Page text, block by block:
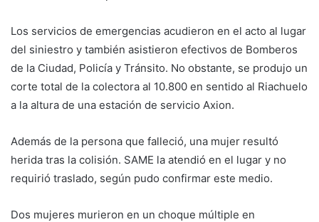
Los servicios de emergencias acudieron en el acto al lugar
del siniestro y también asistieron efectivos de Bomberos
de la Ciudad, Policía y Tránsito. No obstante, se produjo un
corte total de la colectora al 10.800 en sentido al Riachuelo
a la altura de una estación de servicio Axion.
Además de la persona que falleció, una mujer resultó
herida tras la colisión. SAME la atendió en el lugar y no
requirió traslado, según pudo confirmar este medio.
Dos mujeres murieron en un choque múltiple en